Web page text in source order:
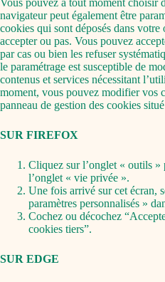
Vous pouvez à tout moment choisir
navigateur peut également être
cookies qui sont déposés dans
accepter ou pas. Vous pouvez
par cas ou bien les refuser
le paramétrage est susceptible de
contenus et services nécessitant
moment, vous pouvez modifier vos
panneau de gestion des cookies
SUR FIREFOX
Cliquez sur l’onglet « outils
l’onglet « vie privée ».
Une fois arrivé sur cet écran,
paramètres personnalisés »
Cochez ou décochez
cookies tiers”.
SUR EDGE